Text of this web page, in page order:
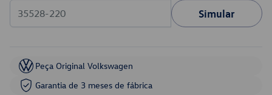
Simular
Peça Original Volkswagen
Garantia de 3 meses de fábrica